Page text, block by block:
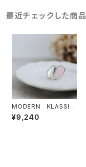
最近チェックした商品
MODERN KLASSIC
ピンクオパール リン
グ sale
¥9,240